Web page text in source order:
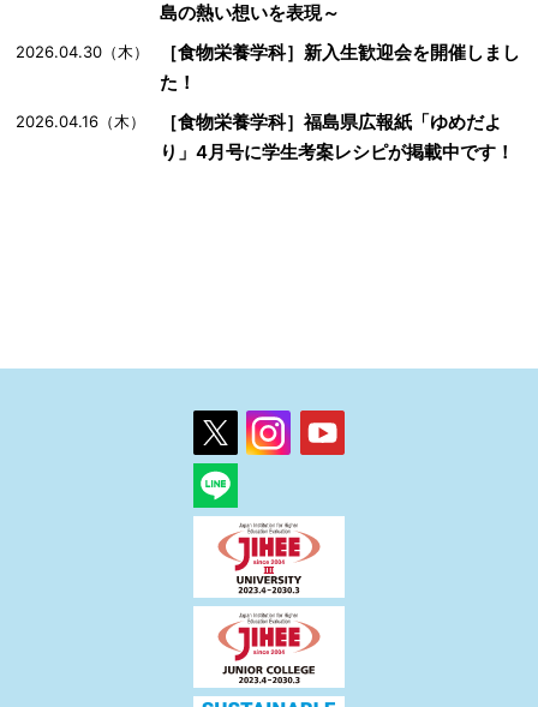
島の熱い想いを表現～
2026.04.30（木）
［食物栄養学科］新入生歓迎会を開催しまし
た！
2026.04.16（木）
［食物栄養学科］福島県広報紙「ゆめだよ
り」4月号に学生考案レシピが掲載中です！